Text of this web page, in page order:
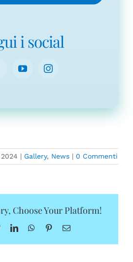
i social
| Gallery, News | 0 Commenti
Choose Your Platform!
TwitterLinkedInWhatsApp
PinterestEmail